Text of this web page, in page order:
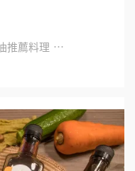
推薦料理 ⋯